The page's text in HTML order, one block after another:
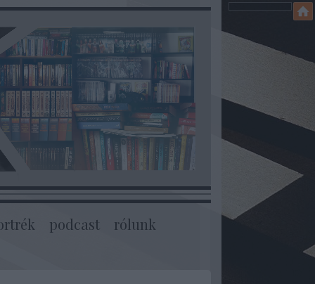
podcast rólunk